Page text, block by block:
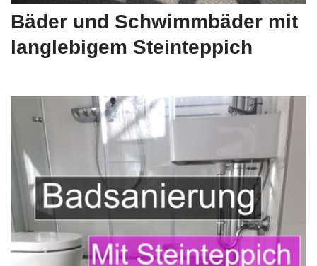
Bäder und Schwimmbäder mit
langlebigem Steinteppich